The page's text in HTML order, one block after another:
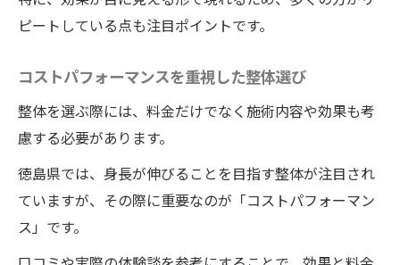
ピートしている点も注目ポイントです。
コストパフォーマンスを重視した整体選び
整体を選ぶ際には、料金だけでなく施術内容や効果も考
慮する必要があります。
徳島県では、身長が伸びることを目指す整体が注目され
ていますが、その際に重要なのが「コストパフォーマン
ス」です。